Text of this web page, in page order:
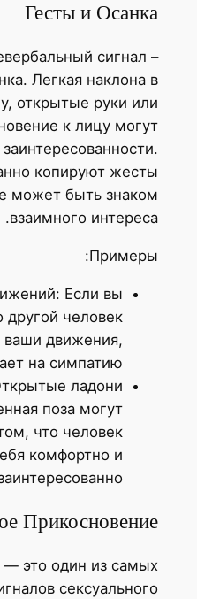
Гесты и Осанка
сигнал –
Легкая наклона в
открытые руки или
к лицу могут
заинтересованности.
копируют жесты
может быть знаком
взаимного интереса.
Примеры:
Если вы
другой человек
ваши движения,
на симпатию.
ладони
поза могут
том, что человек
комфортно и
заинтересованно.
Прикосновение
— это один из самых
сексуального